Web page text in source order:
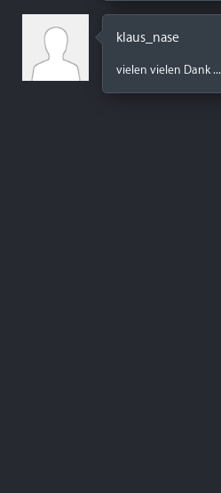
klaus_nase
vielen vielen Dank ...